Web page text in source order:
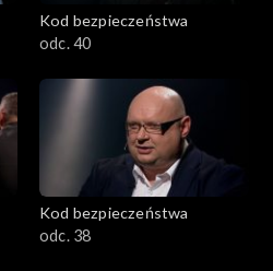
Kod bezpieczeństwa
odc. 40
Kod bezpieczeństwa
odc. 38